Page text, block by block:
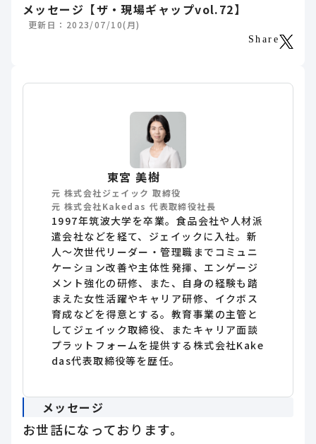
メッセージ【ザ・現場ギャップvol.72】
更新日：2023/07/10(月)
Share
東宮 美樹
元 株式会社ジェイック 取締役
元 株式会社Kakedas 代表取締役社長
1997年筑波大学を卒業。食品会社や人材派
遣会社などを経て、ジェイックに入社。新
人～次世代リーダー・管理職までコミュニ
ケーション改善や主体性発揮、エンゲージ
メント強化の研修、また、自身の経験も踏
まえた女性活躍やキャリア研修、イクボス
育成などを得意とする。教育事業の主管と
してジェイック取締役、またキャリア面談
プラットフォームを提供する株式会社Kake
das代表取締役等を歴任。
メッセージ
お世話になっております。